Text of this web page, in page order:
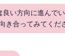
良い方向に進んで
き合ってみてくだ